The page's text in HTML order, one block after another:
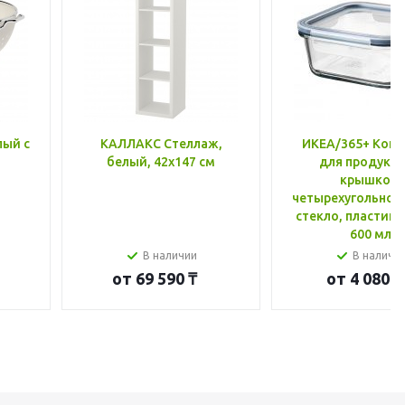
с
КАЛЛАКС Стеллаж,
белый, 42x147 см
В наличии
от 69 590 ₸
ИКЕА/365+
для
крышкой,
стекло, пластик
600 мл
В
от 4 080 ₸